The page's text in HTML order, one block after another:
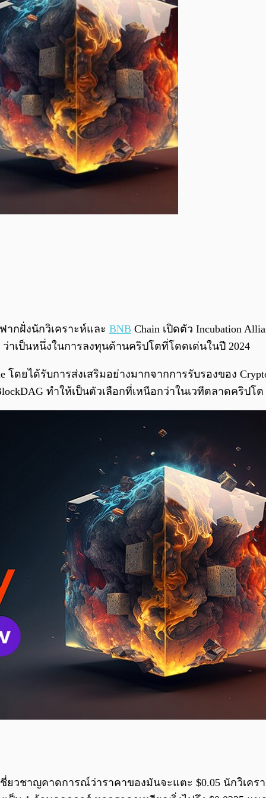
กฝั่งนักวิเคราะห์และ BNB Chain เปิดตัว Incubation
าเป็นหนึ่งในการลงทุนด้านคริปโตที่โดดเด่นในปี 2024
โดยได้รับการส่งเสริมอย่างมากจากการรับรองของ
ทำให้เป็นตัวเลือกที่เหนือกว่าในเวทีตลาดคริปโต
ชี่ยวชาญคาดการณ์ว่าราคาของมันจะแตะ $0.05 นักวิเ